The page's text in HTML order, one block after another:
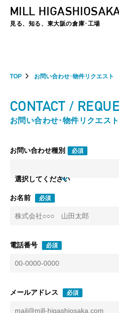
夏季休暇のお知らせ：2026年8月8日(土)
MILL
見る、知る、東大阪の倉庫･工場
TOP お問い合わせ･物件リクエスト
CONTACT /
お問い合わせ･物件リクエスト
お問い合わせ種別 必須
選択してください
お名前 必須
電話番号 必須
メールアドレス 必須